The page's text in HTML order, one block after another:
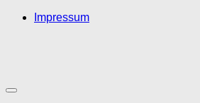
Impressum